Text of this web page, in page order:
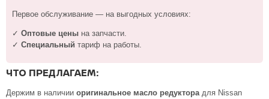
Первое обслуживание — на выгодных условиях:
✓ Оптовые цены на запчасти.
✓ Специальный тариф на работы.
ЧТО ПРЕДЛАГАЕМ:
Держим в наличии оригинальное масло редукторадля Nissan